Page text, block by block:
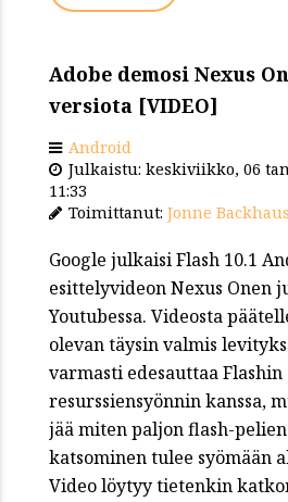
Adobe demosi Nexus
versiota [VIDEO]
Android
Julkaistu: keskiviikko, 06
11:33
Toimittanut: Jonne Backhaus
Google julkaisi Flash 10.1
esittelyvideon Nexus Onen
Youtubessa. Videosta
olevan täysin valmis
varmasti edesauttaa Flashin
resurssiensyönnin kanssa,
jää miten paljon flash-
katsominen tulee syömään
Video löytyy tietenkin